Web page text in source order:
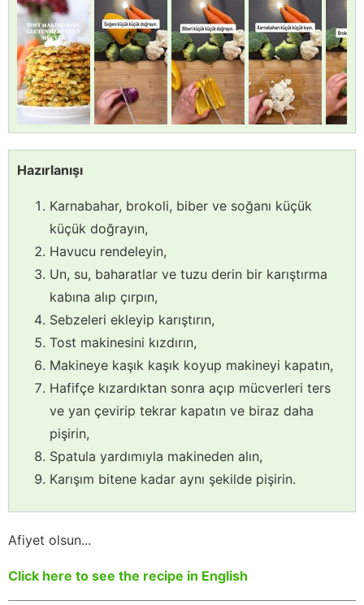
Hazırlanışı
Karnabahar, brokoli, biber ve soğanı küçük
küçük doğrayın,
Havucu rendeleyin,
Un, su, baharatlar ve tuzu derin bir karıştırma
kabına alıp çırpın,
Sebzeleri ekleyip karıştırın,
Tost makinesini kızdırın,
Makineye kaşık kaşık koyup makineyi kapatın,
Hafifçe kızardıktan sonra açıp mücverleri ters
ve yan çevirip tekrar kapatın ve biraz daha
pişirin,
Spatula yardımıyla makineden alın,
Karışım bitene kadar aynı şekilde pişirin.
Afiyet olsun...
Click here to see the recipe in English